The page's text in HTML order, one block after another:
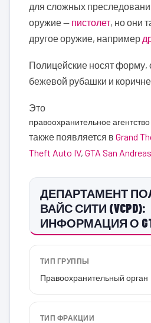
для сложных
оружие — пистолет, но они
другое оружие, например
Полицейские носят форму,
бежевой рубашки и
Это
правоохранительное агентство
также появляется в Grand
Theft Auto IV, GTA San Andreas
ДЕПАРТАМЕНТ
ВАЙС СИТИ (VCPD):
ИНФОРМАЦИЯ О GTA
ТИП ГРУППЫ
Правоохранительный орган
ТИП ФРАКЦИИ